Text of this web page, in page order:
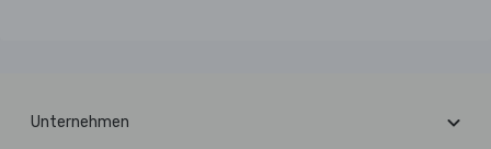
Unternehmen